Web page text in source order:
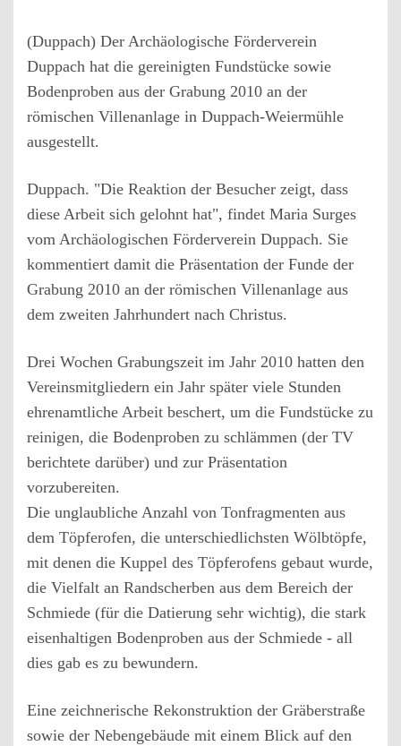
(Duppach) Der Archäologische Förderverein
Duppach hat die gereinigten Fundstücke sowie
Bodenproben aus der Grabung 2010 an der
römischen Villenanlage in Duppach-Weiermühle
ausgestellt.
Duppach. "Die Reaktion der Besucher zeigt, dass
diese Arbeit sich gelohnt hat", findet Maria Surges
vom Archäologischen Förderverein Duppach. Sie
kommentiert damit die Präsentation der Funde der
Grabung 2010 an der römischen Villenanlage aus
dem zweiten Jahrhundert nach Christus.
Drei Wochen Grabungszeit im Jahr 2010 hatten den
Vereinsmitgliedern ein Jahr später viele Stunden
ehrenamtliche Arbeit beschert, um die Fundstücke zu
reinigen, die Bodenproben zu schlämmen (der TV
berichtete darüber) und zur Präsentation
vorzubereiten.
Die unglaubliche Anzahl von Tonfragmenten aus
dem Töpferofen, die unterschiedlichsten Wölbtöpfe,
mit denen die Kuppel des Töpferofens gebaut wurde,
die Vielfalt an Randscherben aus dem Bereich der
Schmiede (für die Datierung sehr wichtig), die stark
eisenhaltigen Bodenproben aus der Schmiede - all
dies gab es zu bewundern.
Eine zeichnerische Rekonstruktion der Gräberstraße
sowie der Nebengebäude mit einem Blick auf den